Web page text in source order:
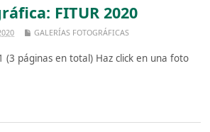
FITUR 2020
GALERÍAS FOTOGRÁFICAS
(3 páginas en total) Haz click en una foto